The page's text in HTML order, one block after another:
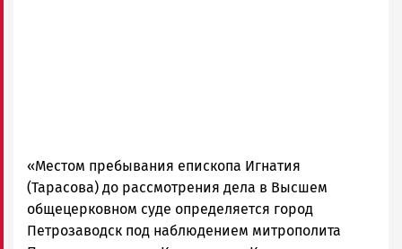
«Местом пребывания епископа Игнатия
(Тарасова) до рассмотрения дела в Высшем
общецерковном суде определяется город
Петрозаводск под наблюдением митрополита